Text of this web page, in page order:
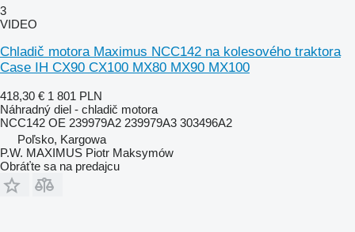
3
VIDEO
Chladič motora Maximus NCC142 na kolesového traktora
Case IH CX90 CX100 MX80 MX90 MX100
418,30 € 1 801 PLN
Náhradný diel - chladič motora
NCC142 OE 239979A2 239979A3 303496A2
Poľsko, Kargowa
P.W. MAXIMUS Piotr Maksymów
Obráťte sa na predajcu